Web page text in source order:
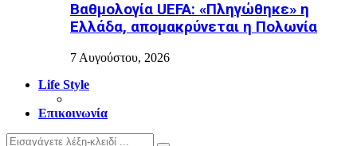
Βαθμολογία UEFA: «Πληγώθηκε» η
Ελλάδα, απομακρύνεται η Πολωνία
7 Αυγούστου, 2026
Life Style
Επικοινωνία
Search